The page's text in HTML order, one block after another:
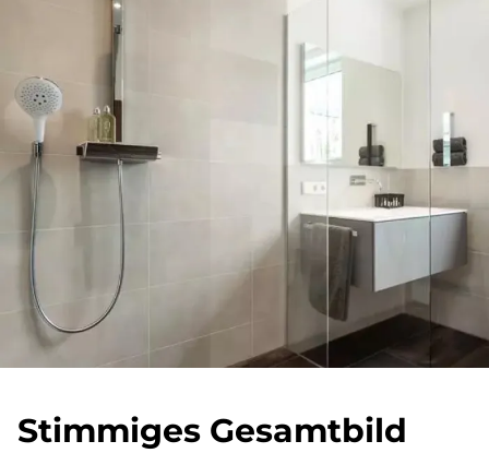
Stim­mi­ges Ge­samt­bild